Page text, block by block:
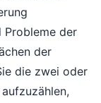
Probleme der
der
die zwei oder